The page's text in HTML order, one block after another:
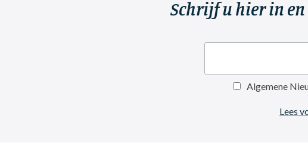
Schrijf u hier in en
Algemene
Lees